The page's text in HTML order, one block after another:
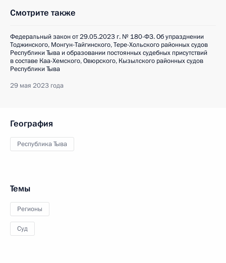
Смотрите также
Федеральный закон от 29.05.2023 г. № 180-ФЗ. Об упразднении
Тоджинского, Монгун-Тайгинского, Тере-Хольского районных судов
Республики Тыва и образовании постоянных судебных присутствий
в составе Каа-Хемского, Овюрского, Кызылского районных судов
Республики Тыва
29 мая 2023 года
География
Республика Тыва
Темы
Регионы
Суд